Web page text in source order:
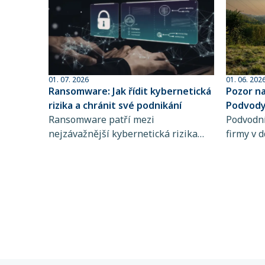
01. 07. 2026
Ransomware: Jak řídit kybernetická
rizika a chránit své podnikání
Ransomware patří mezi
nejzávažnější kybernetická rizika
01. 06.
Pozor
firmy v
chyba